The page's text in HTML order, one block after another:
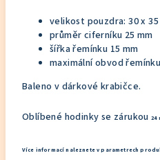
velikost pouzdra: 30x
průměr ciferníku 25 mm
šířka řemínku 15 mm
maximální obvod
Baleno v dárkové krabičce.
Oblíbené hodinky se zárukou24
Více informací naleznete v parametrech